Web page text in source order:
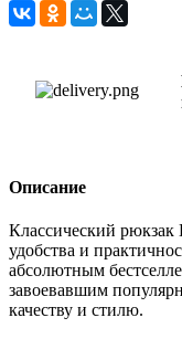
Описание
Классический рюкзак
удобства и
абсолютным
завоевавшим
качеству и стилю.